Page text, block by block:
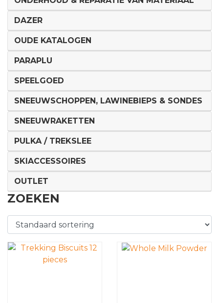
DAZER
OUDE KATALOGEN
PARAPLU
SPEELGOED
SNEEUWSCHOPPEN, LAWINEBIEPS & SONDES
SNEEUWRAKETTEN
PULKA / TREKSLEE
SKIACCESSOIRES
OUTLET
ZOEKEN